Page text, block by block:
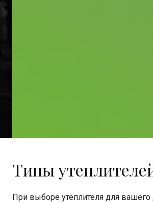
Типы
При выборе утеплителя для